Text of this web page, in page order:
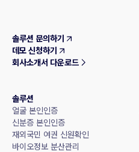
솔루션 문의하기
데모 신청하기
회사소개서 다운로드
솔루션
얼굴 본인인증
신분증 본인인증
재외국민 여권 신원확인
바이오정보 분산관리